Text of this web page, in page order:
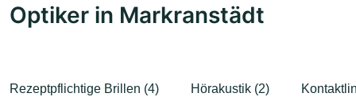
Optiker in Markranstädt
Rezeptpflichtige Brillen (4) Hörakustik (2)